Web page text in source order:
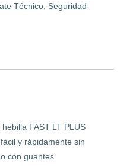
Técnico Seguridad
FAST LT PLUS
y rápidamente sin
con guantes.